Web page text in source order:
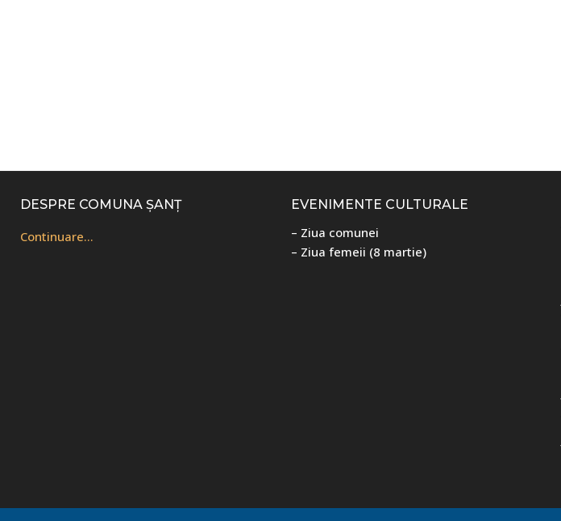
Footer
DESPRE COMUNA ȘANȚ
Continuare…
EVENIMENTE CULTURALE
– Ziua comunei
– Ziua femeii (8 martie)